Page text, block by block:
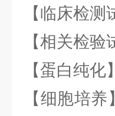
【临床检
【相关检
【蛋白纯
【细胞培